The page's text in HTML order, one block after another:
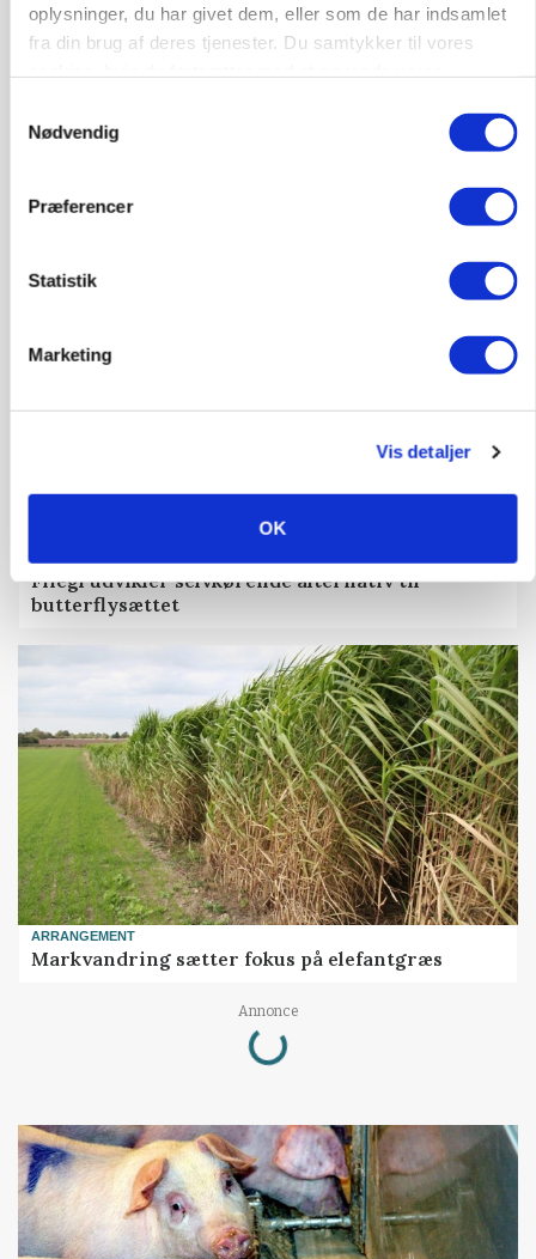
oplysninger, du har givet dem, eller som de har indsamlet
fra din brug af deres tjenester. Du samtykker til vores
Nødvendig
Præferencer
Statistik
Marketing
Vis detaljer
OK
planteprotein: - Ambitionen er at blive en global
Fliegl udvikler selvkørende alternativ til
butterflysættet
ARRANGEMENT
Markvandring sætter fokus på elefantgræs
Annonce
Loading...